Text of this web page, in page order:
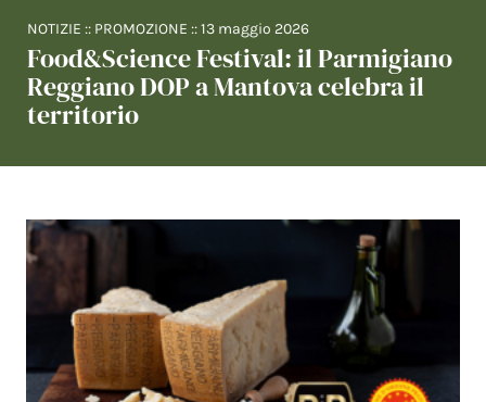
NOTIZIE :: PROMOZIONE ::13 maggio 2026
Food&Science Festival: il Parmigiano
Reggiano DOP a Mantova celebra il
territorio